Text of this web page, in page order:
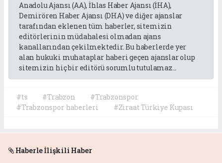
Anadolu Ajansı (AA), İhlas Haber Ajansı (İHA),
Demirören Haber Ajansı (DHA) ve diğer ajanslar
tarafından eklenen tüm haberler, sitemizin
editörlerinin müdahalesi olmadan ajans
kanallarından çekilmektedir. Bu haberlerde yer
alan hukuki muhataplar haberi geçen ajanslar olup
sitemizin hiç bir editörü sorumlu tutulamaz...
#ts #Trabzon
#Trabzonspor
#Trabzonspor haberleri
#Ziraat Türkiye Kupası
Haberle İlişkili Haber